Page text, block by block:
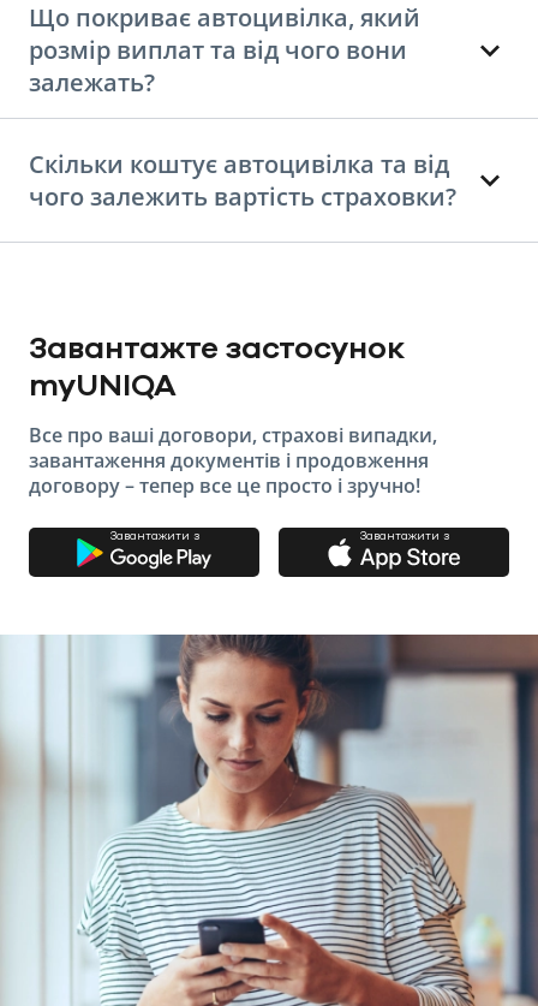
Що покриває автоцивілка, який
розмір виплат та від чого вони
залежать?
Скільки коштує автоцивілка та від
чого залежить вартість страховки?
Завантажте застосунок
myUNIQA
Все про ваші договори, страхові випадки,
завантаження документів і продовження
договору – тепер все це просто і зручно!
Завантажити з Завантажити з